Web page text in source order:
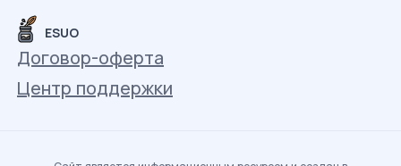
ESUO
Договор-оферта
Центр поддержки